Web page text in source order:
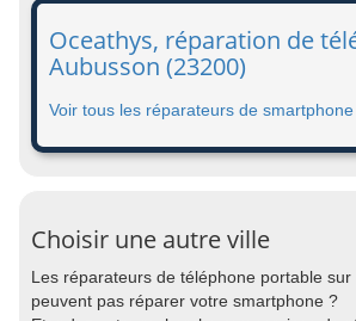
Oceathys, réparation de
Aubusson (23200)
Voir tous les réparateurs de
Choisir une autre ville
Les réparateurs de téléphone portable
peuvent pas réparer votre smartphone ?